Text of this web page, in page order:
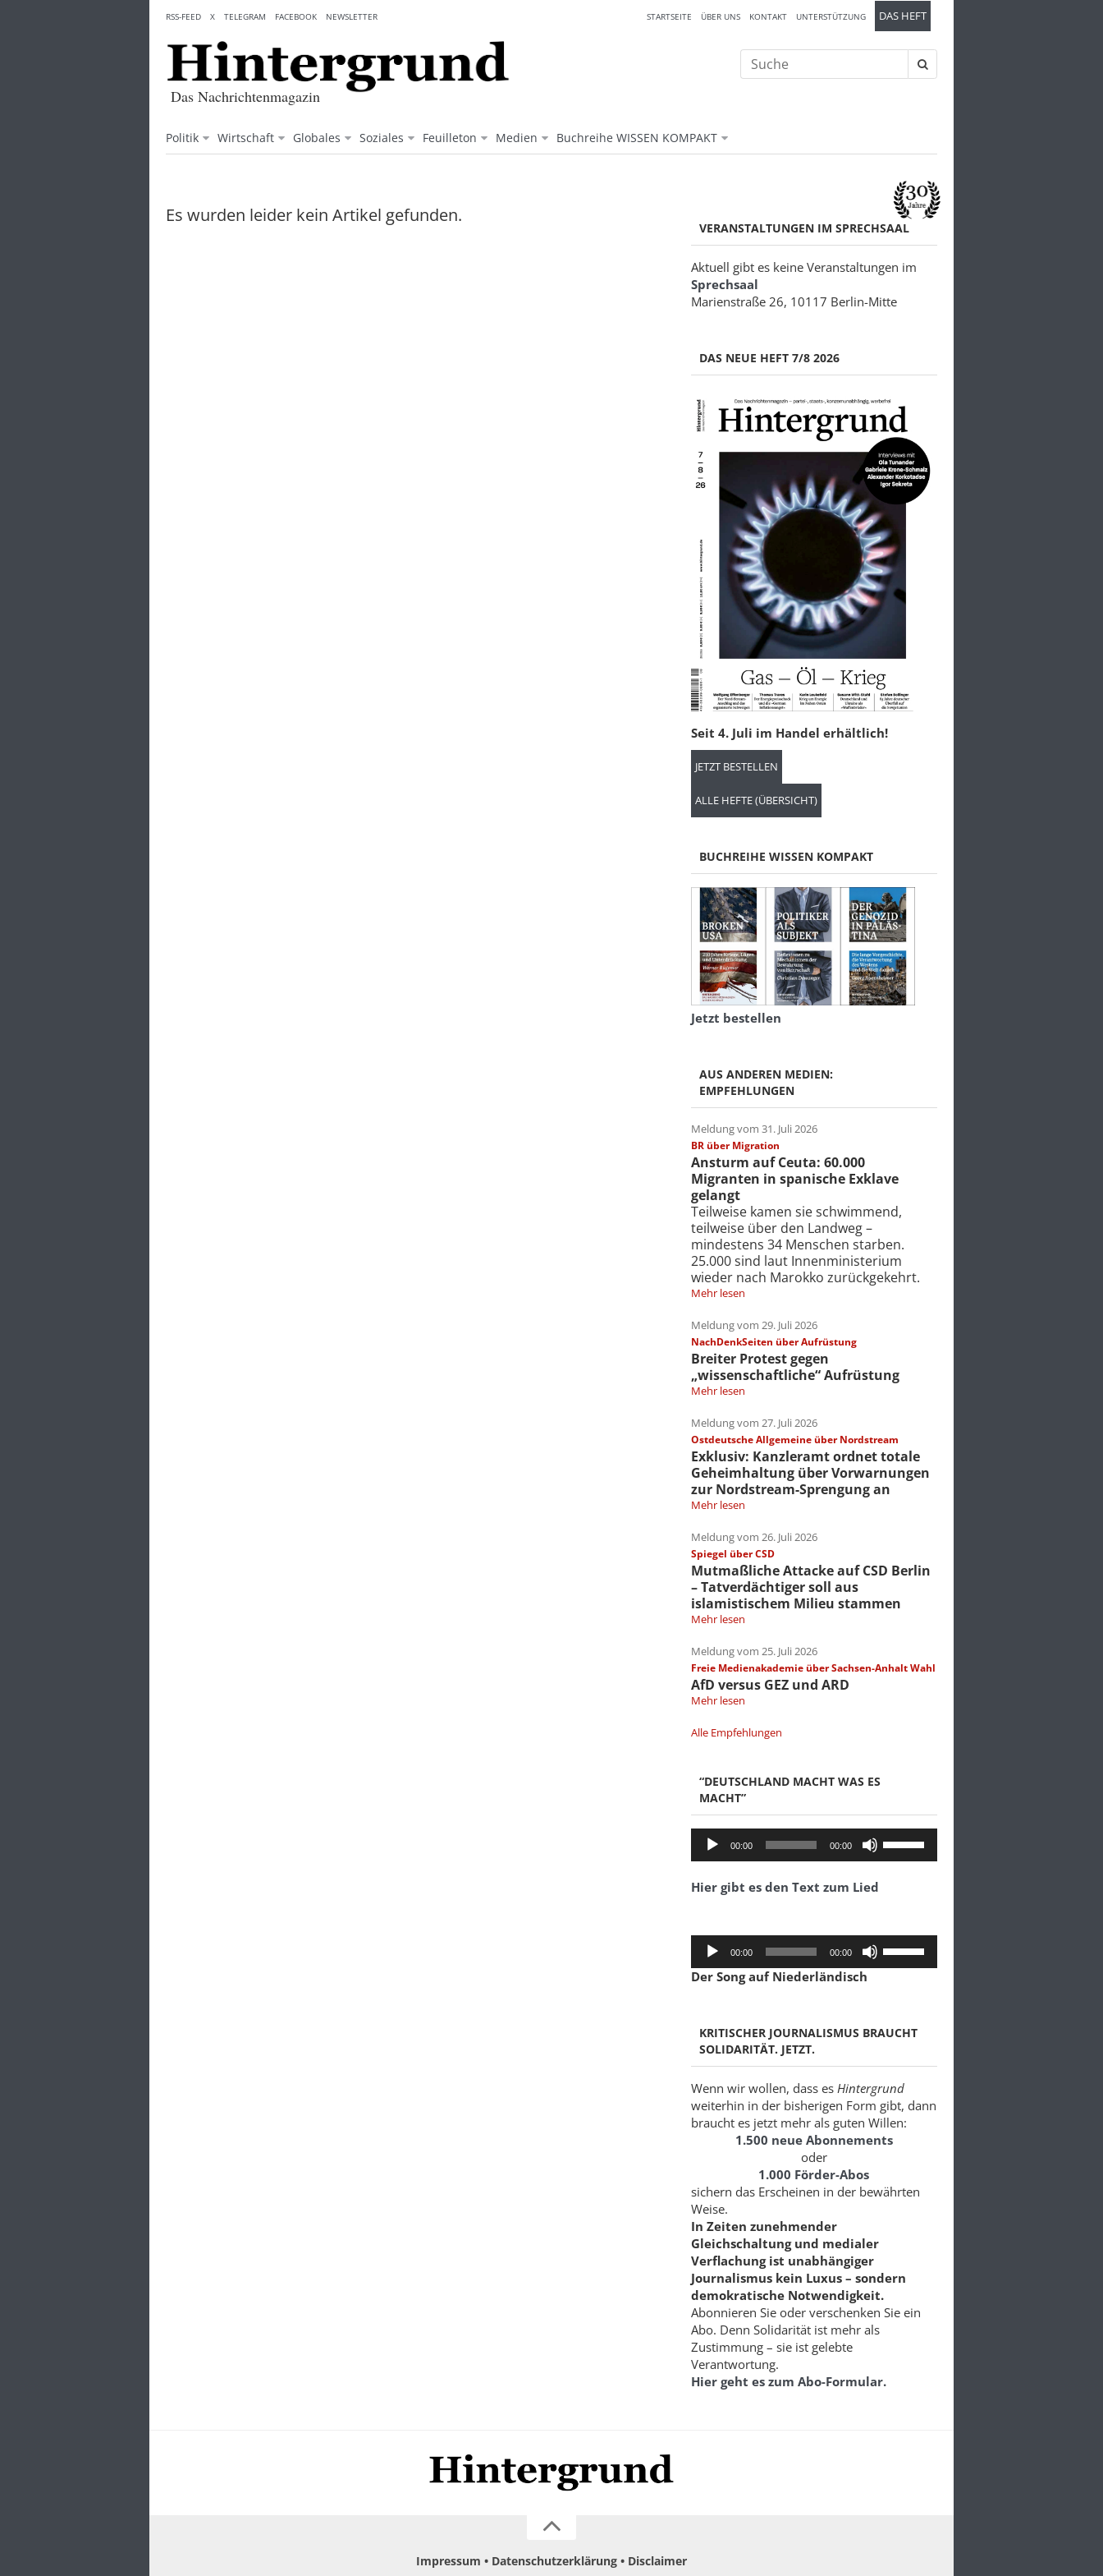
content
Das Nachrichtenmagazin
Politik Wirtschaft Globales Soziales Feuilleton Medien Buchreihe WISSEN KOMPAKT
STARTSEITE ÜBER UNS KONTAKT UNTERSTÜTZUNG DAS HEFT
RSS-FEED X TELEGRAM FACEBOOK NEWSLETTER
Suche
nach:
Es wurden leider kein Artikel gefunden.
VERANSTALTUNGEN IM SPRECHSAAL
Aktuell gibt es keine Veranstaltungen im
Sprechsaal
Marienstraße 26, 10117 Berlin-Mitte
DAS NEUE HEFT 7/8 2026
Seit 4. Juli im Handel erhältlich!
JETZT BESTELLEN
ALLE HEFTE (ÜBERSICHT)
BUCHREIHE WISSEN KOMPAKT
Jetzt bestellen
AUS ANDEREN MEDIEN:
EMPFEHLUNGEN
Meldung vom 31. Juli 2026
BR über Migration
Ansturm auf Ceuta: 60.000
Migranten in spanische Exklave
gelangt
Teilweise kamen sie schwimmend,
teilweise über den Landweg –
mindestens 34 Menschen starben.
25.000 sind laut Innenministerium
wieder nach Marokko zurückgekehrt.
Mehr lesen
Meldung vom 29. Juli 2026
NachDenkSeiten über Aufrüstung
Breiter Protest gegen
„wissenschaftliche“ Aufrüstung
Mehr lesen
Meldung vom 27. Juli 2026
Ostdeutsche Allgemeine über Nordstream
Exklusiv: Kanzleramt ordnet totale
Geheimhaltung über Vorwarnungen
zur Nordstream-Sprengung an
Mehr lesen
Meldung vom 26. Juli 2026
Spiegel über CSD
Mutmaßliche Attacke auf CSD Berlin
– Tatverdächtiger soll aus
islamistischem Milieu stammen
Mehr lesen
Meldung vom 25. Juli 2026
Freie Medienakademie über Sachsen-Anhalt Wahl
AfD versus GEZ und ARD
Mehr lesen
Alle Empfehlungen
“DEUTSCHLAND MACHT WAS ES
MACHT”
Audio-
Player
00:00 00:00
zu
regeln.
Hier gibt es den Text zum Lied
Audio-
Player
00:00 00:00
Lautstärke
regeln.
Der Song auf Niederländisch
KRITISCHER JOURNALISMUS BRAUCHT
SOLIDARITÄT. JETZT.
Wenn wir wollen, dass es Hintergrund
weiterhin in der bisherigen Form gibt, dann
braucht es jetzt mehr als guten Willen:
1.500 neue Abonnements
oder
1.000 Förder-Abos
sichern das Erscheinen in der bewährten
Weise.
In Zeiten zunehmender
Gleichschaltung und medialer
Verflachung ist unabhängiger
Journalismus kein Luxus – sondern
demokratische Notwendigkeit.
Abonnieren Sie oder verschenken Sie ein
Abo. Denn Solidarität ist mehr als
Zustimmung – sie ist gelebte
Verantwortung.
Hier geht es zum Abo-Formular.
Impressum Datenschutzerklärung Disclaimer